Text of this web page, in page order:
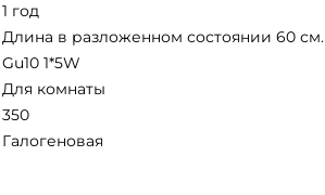
1 год
Длина в разложенном состоянии 60 см.
Gu10 1*5W
Для комнаты
350
Галогеновая